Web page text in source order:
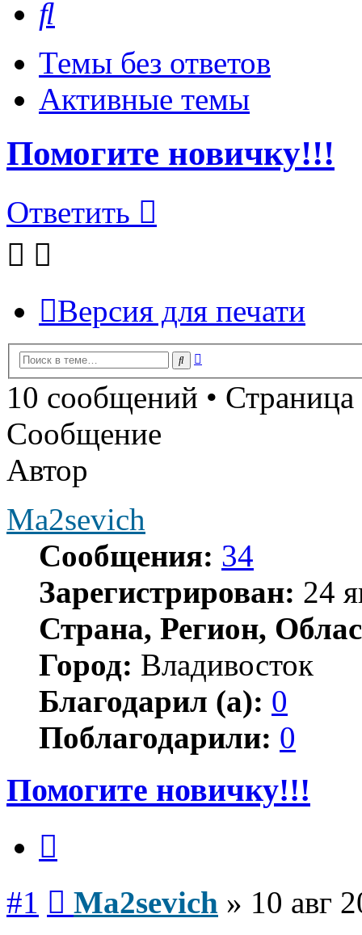
Темы без ответов
Активные темы
Помогите новичку!!!
Ответить
Версия для печати
Поиск
10 сообщений • Страница
Сообщение
Автор
Ma2sevich
Сообщения: 34
Зарегистрирован: 24
Страна, Регион,
Город: Владивосток
Благодарил (а): 0
Поблагодарили: 0
Помогите новичку!!!
#1 Ma2sevich » 10 авг